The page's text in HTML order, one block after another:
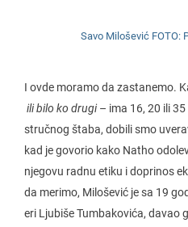
Savo Milošević FOTO:
I ovde moramo da zastanemo.
ili bilo ko drugi– ima 16, 20 ili 35
stručnog štaba, dobili smo
kad je govorio kako Natho
njegovu radnu etiku i doprinos
da merimo, Milošević je sa 19
eri Ljubiše Tumbakovića, davao